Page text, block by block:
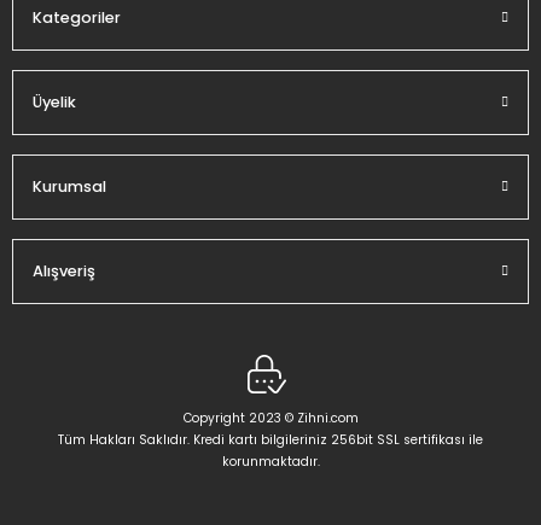
Kategoriler
Üyelik
Kurumsal
Alışveriş
Copyright 2023 © Zihni.com
Tüm Hakları Saklıdır. Kredi kartı bilgileriniz 256bit SSL sertifikası ile
korunmaktadır.